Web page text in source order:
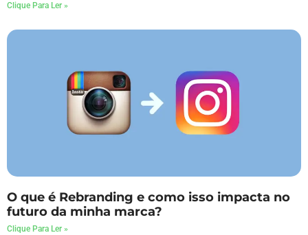
Clique Para Ler »
O que é Rebranding e como isso impacta no
futuro da minha marca?
Clique Para Ler »